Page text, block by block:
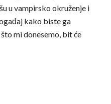
u vampirsko okruženje i
kako biste ga
mi donesemo, bit će